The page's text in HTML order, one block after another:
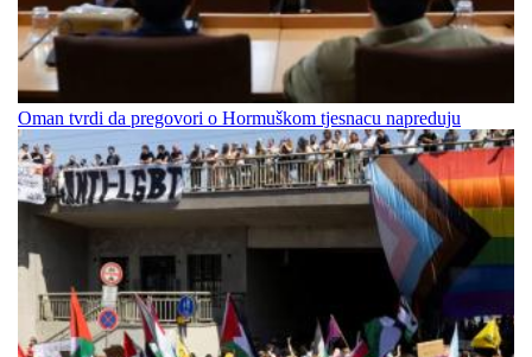
Oman tvrdi da pregovori o Hormuškom tjesnacu napreduju